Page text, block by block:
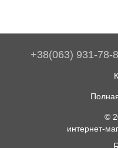
+38(063) 931-78-
©
интернет-